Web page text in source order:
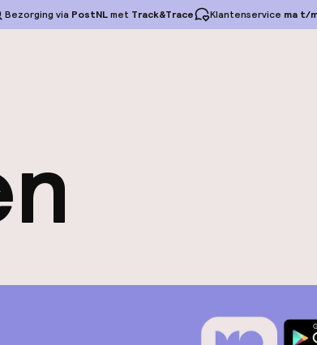
Bezorging via PostNLmet Track&Trace Klantenservice ma t/